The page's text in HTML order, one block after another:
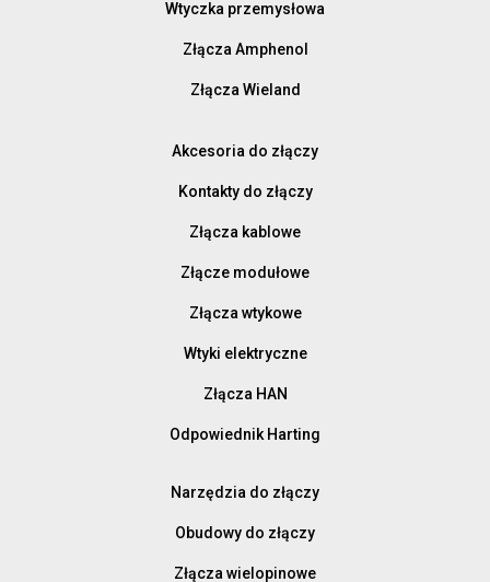
Wtyczka przemysłowa
Złącza Amphenol
Złącza Wieland
Akcesoria do złączy
Kontakty do złączy
Złącza kablowe
Złącze modułowe
Złącza wtykowe
Wtyki elektryczne
Złącza HAN
Odpowiednik Harting
Narzędzia do złączy
Obudowy do złączy
Złącza wielopinowe